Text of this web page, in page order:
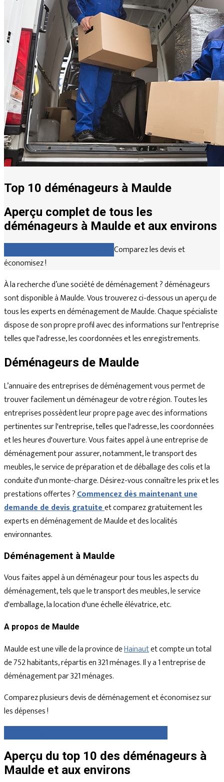
Top 10 déménageurs à Maulde
Aperçu complet de tous les
déménageurs à Maulde et aux environs
Comparez les devis et
économisez !
À la recherche d’une société de déménagement ? déménageurs
sont disponible à Maulde. Vous trouverez ci-dessous un aperçu de
tous les experts en déménagement de Maulde. Chaque spécialiste
dispose de son propre profil avec des informations sur l'entreprise
telles que l'adresse, les coordonnées et les enregistrements.
Déménageurs de Maulde
L’annuaire des entreprises de déménagement vous permet de
trouver facilement un déménageur de votre région. Toutes les
entreprises possèdent leur propre page avec des informations
pertinentes sur l'entreprise, telles que l'adresse, les coordonnées
et les heures d'ouverture. Vous faites appel à une entreprise de
déménagement pour assurer, notamment, le transport des
meubles, le service de préparation et de déballage des colis et la
conduite d'un monte-charge. Désirez-vous connaître les prix et les
prestations offertes ?Commencez dès maintenant une
demande de devis gratuiteet comparez gratuitement les
experts en déménagement de Maulde et des localités
environnantes.
Déménagement à Maulde
Vous faites appel à un déménageur pour tous les aspects du
déménagement, tels que le transport des meubles, le service
d'emballage, la location d'une échelle élévatrice, etc.
A propos de Maulde
Maulde est une ville de la province deHainautet compte un total
de 752 habitants, répartis en 321 ménages. Il y a 1 entreprise de
déménagement par 321 ménages.
Comparez plusieurs devis de déménagement et économisez sur
les dépenses !
Aperçu du top 10 des déménageurs à
Maulde et aux environs